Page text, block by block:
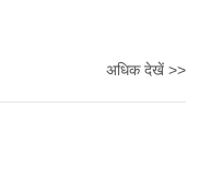
अधिक देखें >>